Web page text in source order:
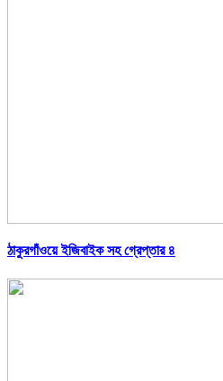
ঠাকুরগাঁওয়ে ইজিবাইক সহ গ্রেপ্তার ৪